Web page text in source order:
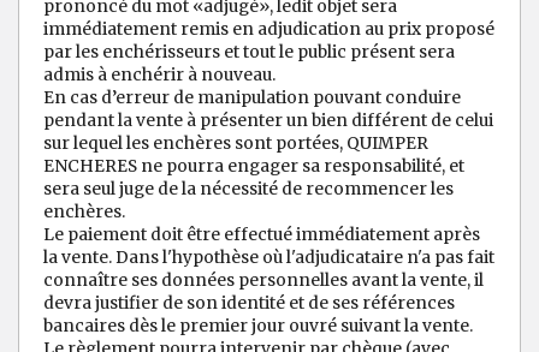
prononcé du mot «adjugé», ledit objet sera
immédiatement remis en adjudication au prix proposé
par les enchérisseurs et tout le public présent sera
admis à enchérir à nouveau.
En cas d’erreur de manipulation pouvant conduire
pendant la vente à présenter un bien différent de celui
sur lequel les enchères sont portées, QUIMPER
ENCHERES ne pourra engager sa responsabilité, et
sera seul juge de la nécessité de recommencer les
enchères.
Le paiement doit être effectué immédiatement après
la vente. Dans l'hypothèse où l'adjudicataire n'a pas fait
connaître ses données personnelles avant la vente, il
devra justifier de son identité et de ses références
bancaires dès le premier jour ouvré suivant la vente.